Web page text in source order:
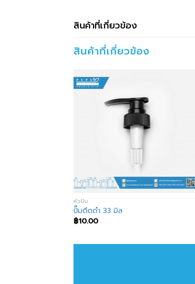
สินค้าที่เกี่ยวข้อง
สินค้าที่เกี่ยวข้อง
หัวปั๊ม
ปั๊มดีดดำ 33 มิล
฿10.00